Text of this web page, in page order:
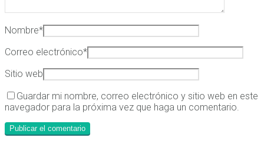
Nombre*
Correo electrónico*
Sitio web
Guardar mi nombre, correo electrónico y sitio web en este
navegador para la próxima vez que haga un comentario.